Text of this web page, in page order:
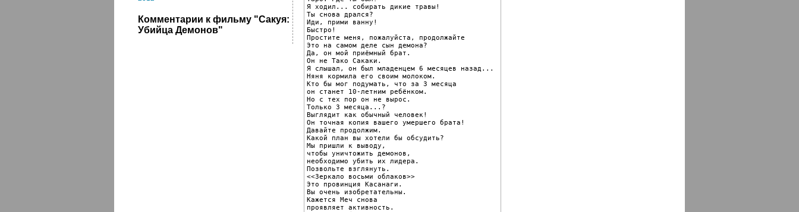
Комментарии к фильму "Сакуя:
Убийца Демонов"
Я ходил... собирать дикие травы!
Ты снова дрался?
Иди, прими ванну!
Быстро!
Простите меня, пожалуйста, продолжайте
Это на самом деле сын демона?
Да, он мой приёмный брат.
Он не Тако Сакаки.
Я слышал, он был младенцем 6 месяцев назад...
Няня кормила его своим молоком.
Кто бы мог подумать, что за 3 месяца
он станет 10-летним ребёнком.
Но с тех пор он не вырос.
Только 3 месяца...?
Выглядит как обычный человек!
Он точная копия вашего умершего брата!
Давайте продолжим.
Какой план вы хотели бы обсудить?
Мы пришли к выводу,
чтобы уничтожить демонов,
необходимо убить их лидера.
Позвольте взглянуть.
<<Зеркало восьми облаков>>
Это провинция Касанаги.
Вы очень изобретательны.
Кажется Меч снова
проявляет активность.